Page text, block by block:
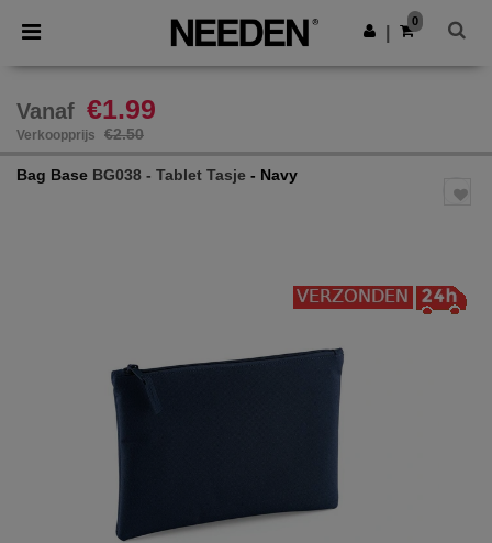
× Needen-app
Betere prijzen in de app!
Download app
0
Vanaf €1.99
Verkoopprijs €2.50
Bag Base BG038 - Tablet Tasje - Navy